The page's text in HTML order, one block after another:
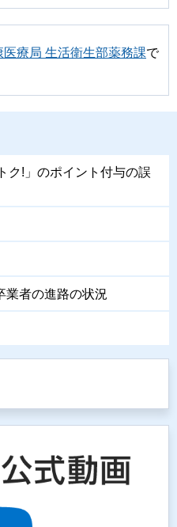
医療局 生活衛生部薬務課で
ク!」のポイント付与の誤
業者の進路の状況